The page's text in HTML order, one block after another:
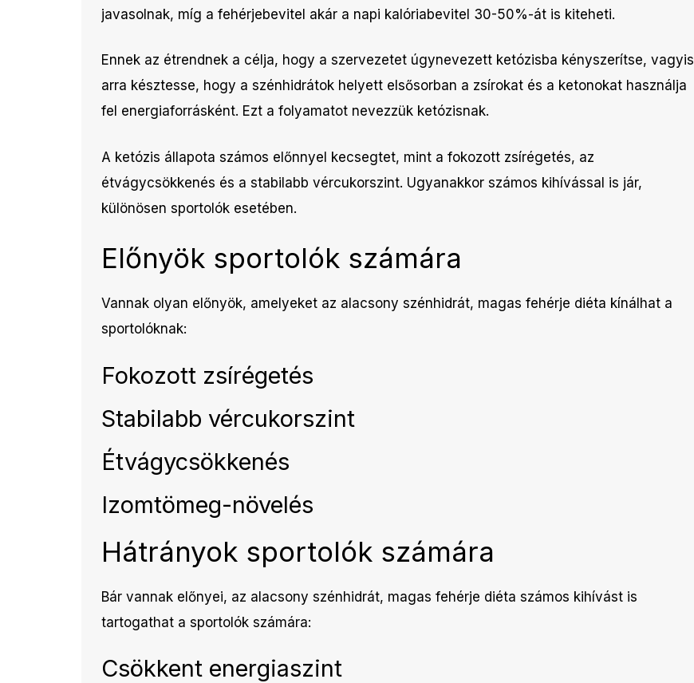
javasolnak, míg a fehérjebevitel akár a napi kalóriabevitel 30-50%-át is kiteheti.
Ennek az étrendnek a célja, hogy a szervezetet úgynevezett ketózisba kényszerítse, vagyis
arra késztesse, hogy a szénhidrátok helyett elsősorban a zsírokat és a ketonokat használja
fel energiaforrásként. Ezt a folyamatot nevezzük ketózisnak.
A ketózis állapota számos előnnyel kecsegtet, mint a fokozott zsírégetés, az
étvágycsökkenés és a stabilabb vércukorszint. Ugyanakkor számos kihívással is jár,
különösen sportolók esetében.
Előnyök sportolók számára
Vannak olyan előnyök, amelyeket az alacsony szénhidrát, magas fehérje diéta kínálhat a
sportolóknak:
Fokozott zsírégetés
Stabilabb vércukorszint
Étvágycsökkenés
Izomtömeg-növelés
Hátrányok sportolók számára
Bár vannak előnyei, az alacsony szénhidrát, magas fehérje diéta számos kihívást is
tartogathat a sportolók számára:
Csökkent energiaszint